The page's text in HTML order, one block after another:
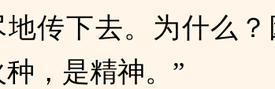
地传下去。为什么
种，是精神。”